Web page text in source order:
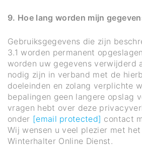
9. Hoe lang worden mijn
Gebruiksgegevens die zijn
3.1 worden permanent
worden uw gegevens verwijderd
nodig zijn in verband met de
doeleinden en zolang verplichte
bepalingen geen langere opslag
vragen hebt over deze
onder [email protected] contact
Wij wensen u veel plezier met
Winterhalter Online Dienst.